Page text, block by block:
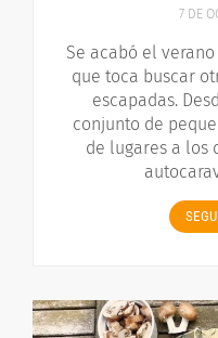
7 DE
Se acabó el
que toca buscar
escapadas.
conjunto de
de lugares a los